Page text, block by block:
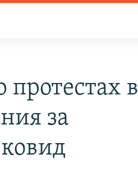
протестах в
за